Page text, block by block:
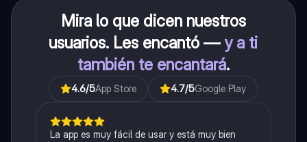
Mira lo que dicen nuestros
usuarios. Les encantó —y a ti
también te encantará.
4.6/5App Store 4.7/5Google Play
La app es muy fácil de usar y está muy bien